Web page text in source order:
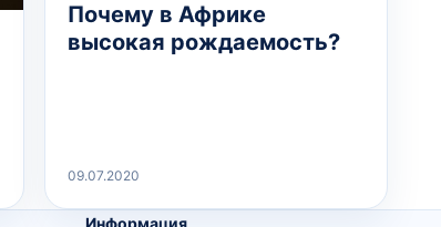
Почему в Африке
высокая рождаемость?
09.07.2020
Информация